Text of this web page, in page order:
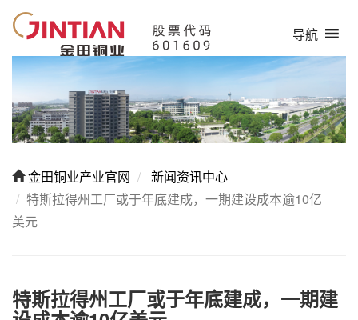
导航
金田铜业产业官网
新闻资讯中心
特斯拉得州工厂或于年底建成，一期建设成本逾10亿
美元
特斯拉得州工厂或于年底建成，一期建